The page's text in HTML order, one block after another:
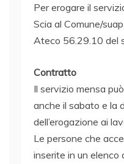
Per erogare il
Scia al Comune/
Ateco 56.29.10 del
Contratto
Il servizio mensa
anche il sabato e la
dell’erogazione ai
Le persone che
inserite in un